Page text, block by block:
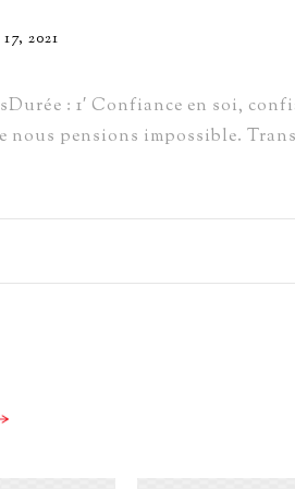
2021
: 1′ Confiance en soi,
nous pensions impossible.